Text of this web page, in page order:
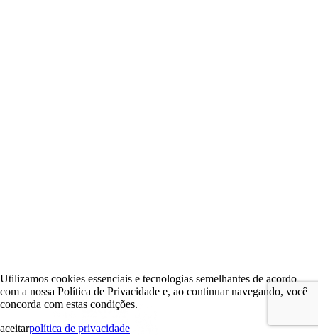
Utilizamos cookies essenciais e tecnologias semelhantes de acordo
com a nossa Política de Privacidade e, ao continuar navegando, você
concorda com estas condições.
aceitarpolítica de privacidade